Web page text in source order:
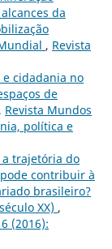
da
, Revista
e cidadania no
de
, Revista Mundos
política e
a trajetória do
contribuir à
brasileiro?
XX) ,
(2016):